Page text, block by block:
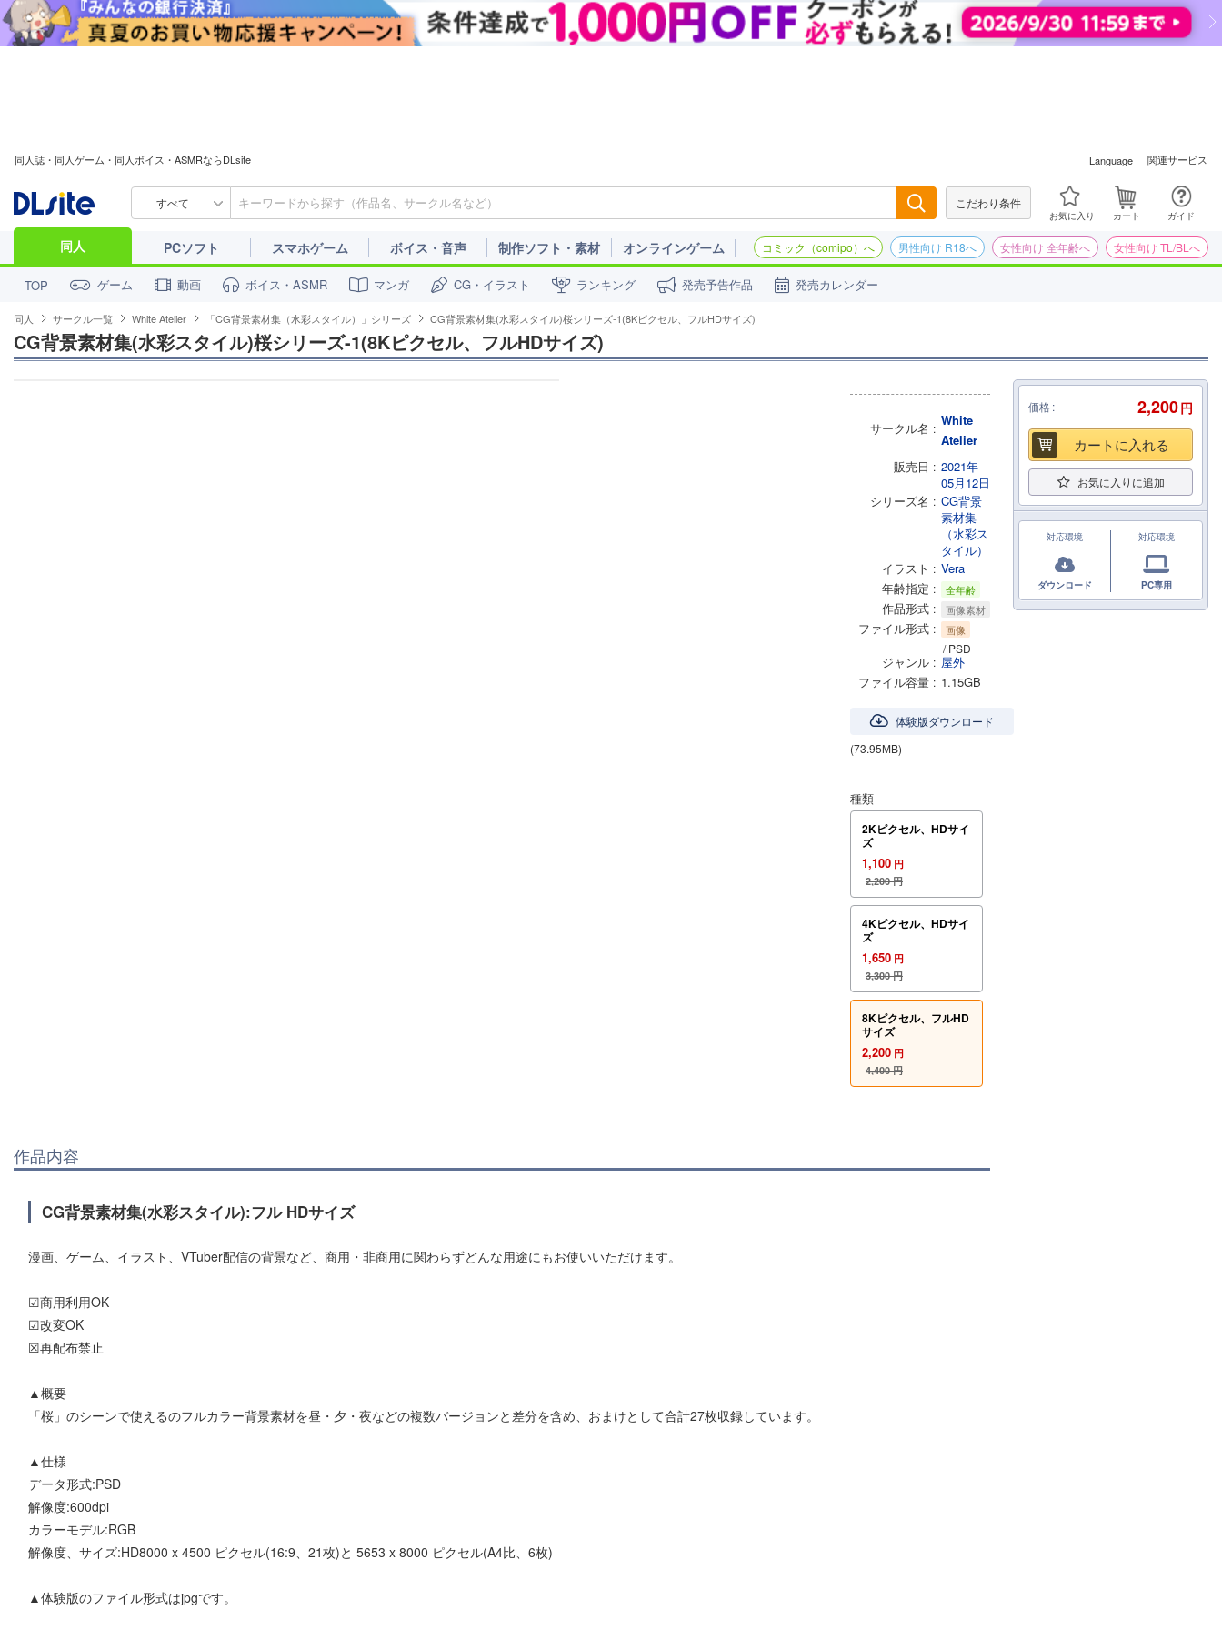
同人誌・同人ゲーム・同人ボイス・ASMRならDLsite Language 関連サービス
すべて こだわり条件
お気に入り カート ガイド
同人 PCソフト スマホゲーム ボイス・音声 制作ソフト・素材 オンラインゲーム コミック（comipo）へ 男性向け R18へ 女性向け 全年齢へ 女性向け TL/BLへ
TOP ゲーム 動画 ボイス・ASMR マンガ CG・イラスト ランキング 発売予告作品 発売カレンダー
同人 サークル一覧 White Atelier 「CG背景素材集（水彩スタイル）」シリーズ CG背景素材集(水彩スタイル)桜シリーズ-1(8Kピクセル、フルHDサイズ)
CG背景素材集(水彩スタイル)桜シリーズ-1(8Kピクセル、フルHDサイズ)
サークル名
White
Atelier
販売日
2021年
05月12日
シリーズ名
CG背景
素材集
（水彩ス
タイル）
イラスト
Vera
年齢指定
全年齢
作品形式 画像素材
ファイル形式 画像
/ PSD
ジャンル
屋外
ファイル容量
1.15GB
体験版ダウンロード
(73.95MB)
種類
2Kピクセル、HDサイ
ズ
1,100 円
2,200 円
4Kピクセル、HDサイ
ズ
1,650 円
3,300 円
8Kピクセル、フルHD
サイズ
2,200 円
4,400 円
作品内容
CG背景素材集(水彩スタイル):フル HDサイズ
漫画、ゲーム、イラスト、VTuber配信の背景など、商用・非商用に関わらずどんな用途にもお使いいただけます。
☑商用利用OK
☑改変OK
☒再配布禁止
▲概要
「桜」のシーンで使えるのフルカラー背景素材を昼・夕・夜などの複数バージョンと差分を含め、おまけとして合計27枚収録しています。
▲仕様
データ形式:PSD
解像度:600dpi
カラーモデル:RGB
解像度、サイズ:HD8000 x 4500 ピクセル(16:9、21枚)と 5653 x 8000 ピクセル(A4比、6枚)
▲体験版のファイル形式はjpgです。
価格 2,200円
カートに入れる
お気に入りに追加
対応環境
ダウンロード
対応環境
PC専用